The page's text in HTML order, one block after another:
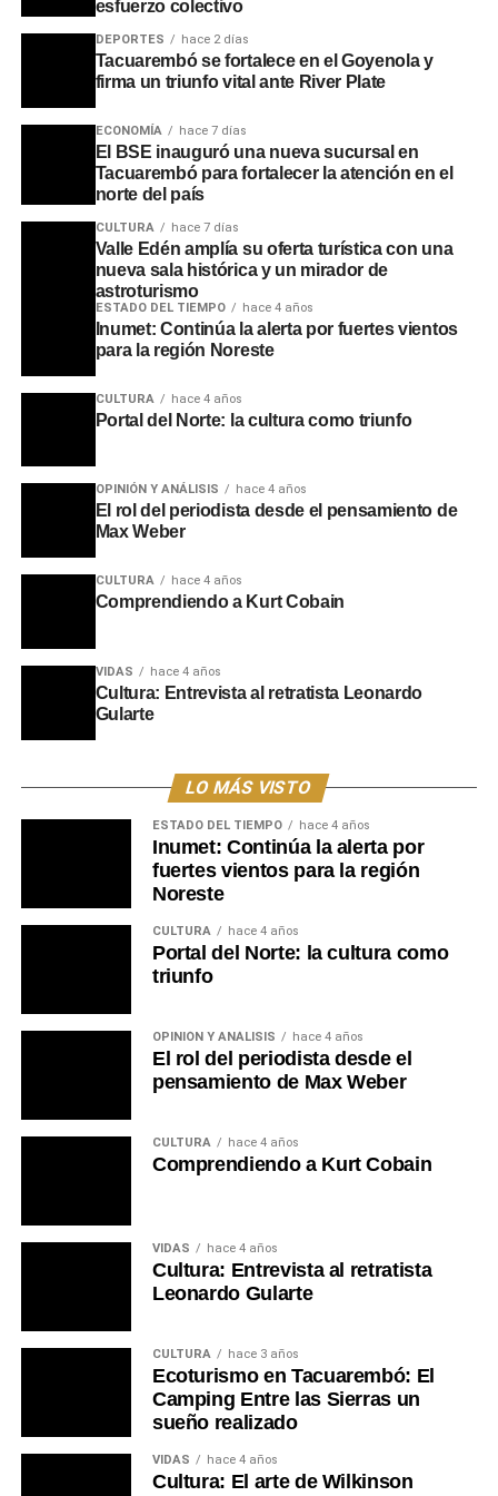
esfuerzo colectivo
DEPORTES hace 2 días
Tacuarembó se fortalece en el Goyenola y
firma un triunfo vital ante River Plate
ECONOMÍA hace 7 días
El BSE inauguró una nueva sucursal en
Tacuarembó para fortalecer la atención en el
norte del país
CULTURA hace 7 días
Valle Edén amplía su oferta turística con una
nueva sala histórica y un mirador de
astroturismo
ESTADO DEL TIEMPO hace 4 años
Inumet: Continúa la alerta por fuertes vientos
para la región Noreste
CULTURA hace 4 años
Portal del Norte: la cultura como triunfo
OPINIÓN Y ANÁLISIS hace 4 años
El rol del periodista desde el pensamiento de
Max Weber
CULTURA hace 4 años
Comprendiendo a Kurt Cobain
VIDAS hace 4 años
Cultura: Entrevista al retratista Leonardo
Gularte
LO MÁS VISTO
ESTADO DEL TIEMPO hace 4 años
Inumet: Continúa la alerta por
fuertes vientos para la región
Noreste
CULTURA hace 4 años
Portal del Norte: la cultura como
triunfo
OPINIÓN Y ANÁLISIS hace 4 años
El rol del periodista desde el
pensamiento de Max Weber
CULTURA hace 4 años
Comprendiendo a Kurt Cobain
VIDAS hace 4 años
Cultura: Entrevista al retratista
Leonardo Gularte
CULTURA hace 3 años
Ecoturismo en Tacuarembó: El
Camping Entre las Sierras un
sueño realizado
VIDAS hace 4 años
Cultura: El arte de Wilkinson